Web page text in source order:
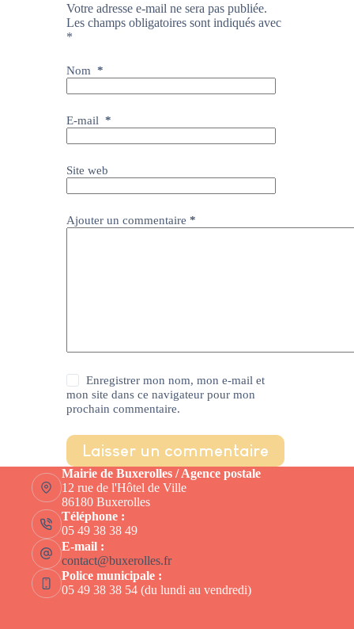
Votre adresse e-mail ne sera pas publiée.
Les champs obligatoires sont indiqués avec
*
Nom *
E-mail *
Site web
Ajouter un commentaire *
Enregistrer mon nom, mon e-mail et
mon site dans ce navigateur pour mon
prochain commentaire.
Laisser un commentaire
Mairie de Buxerolles / Agence postale
12 rue de l'Hôtel de Ville
86180 Buxerolles
Téléphone :
05 49 38 38 49
E-mail :
contact@buxerolles.fr
Police municipale :
05 49 38 38 54 (du lundi au vendredi)